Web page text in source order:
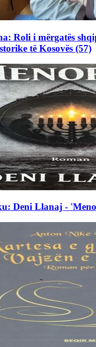
Roli i mërgatës
të Kosovës (57)
Deni Llanaj -